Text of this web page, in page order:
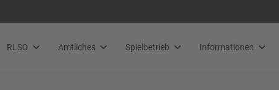
RLSO Amtliches Spielbetrieb Informationen